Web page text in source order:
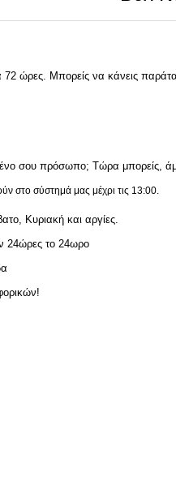
72 ώρες. Μπορείς να κάνεις
σου πρόσωπο; Τώρα
στο σύστημά μας μέχρι τις 13:00.
Κυριακή και αργίες.
24ώρες το 24ωρο